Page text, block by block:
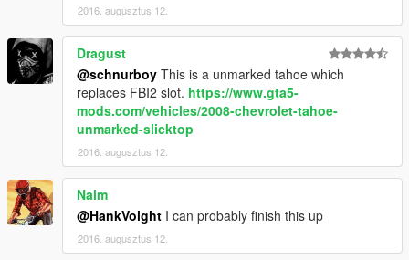
2016. augusztus 12.
Dragust
@schnurboy This is a unmarked tahoe which
replaces FBI2 slot. https://www.gta5-
mods.com/vehicles/2008-chevrolet-tahoe-
unmarked-slicktop
2016. augusztus 12.
Naim
@HankVoight I can probably finish this up
2016. augusztus 12.